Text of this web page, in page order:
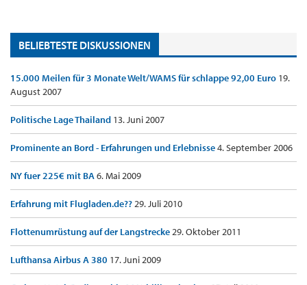
BELIEBTESTE DISKUSSIONEN
15.000 Meilen für 3 Monate Welt/WAMS für schlappe 92,00 Euro 19.
August 2007
Politische Lage Thailand 13. Juni 2007
Prominente an Bord - Erfahrungen und Erlebnisse4. September 2006
NY fuer 225€ mit BA6. Mai 2009
Erfahrung mit Flugladen.de??29. Juli 2010
Flottenumrüstung auf der Langstrecke29. Oktober 2011
Lufthansa Airbus A 380 17. Juni 2009